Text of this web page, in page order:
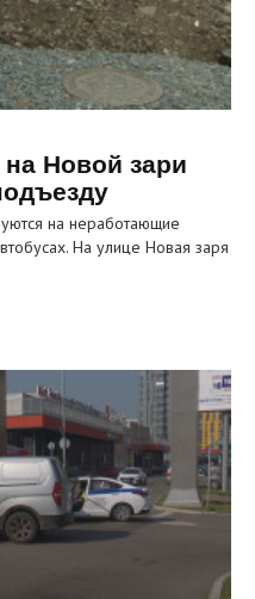
Новой зари
на неработающие
На улице Новая заря